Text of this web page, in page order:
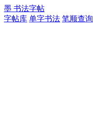
墨 书法字帖
字帖库 单字书法 笔顺查询